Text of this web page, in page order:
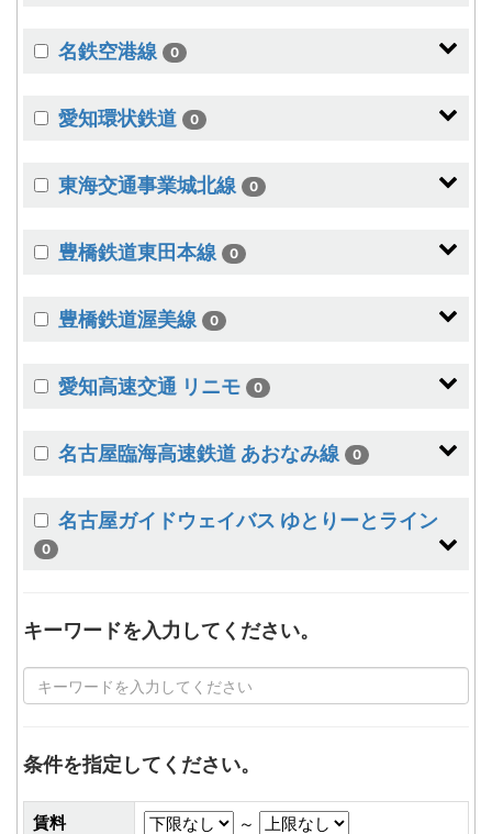
名鉄空港線 0
愛知環状鉄道 0
東海交通事業城北線 0
豊橋鉄道東田本線 0
豊橋鉄道渥美線 0
愛知高速交通 リニモ 0
名古屋臨海高速鉄道 あおなみ線 0
名古屋ガイドウェイバス ゆとりーとライン
0
キーワードを入力してください。
条件を指定してください。
賃料 ～